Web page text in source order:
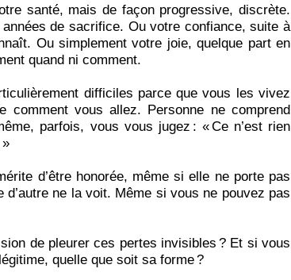
santé, mais de façon progressive, discrète.
de sacrifice. Ou votre confiance, suite à
Ou simplement votre joie, quelque part en
quand ni comment.
difficiles parce que vous les vivez
comment vous allez. Personne ne comprend
parfois, vous vous jugez : « Ce n’est rien
d’être honorée, même si elle ne porte pas
ne la voit. Même si vous ne pouvez pas
de pleurer ces pertes invisibles ? Et si vous
quelle que soit sa forme ?